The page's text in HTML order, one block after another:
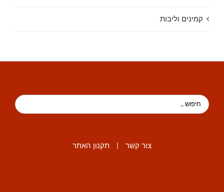
קמינים וליבות
צור קשר | תקנון האתר